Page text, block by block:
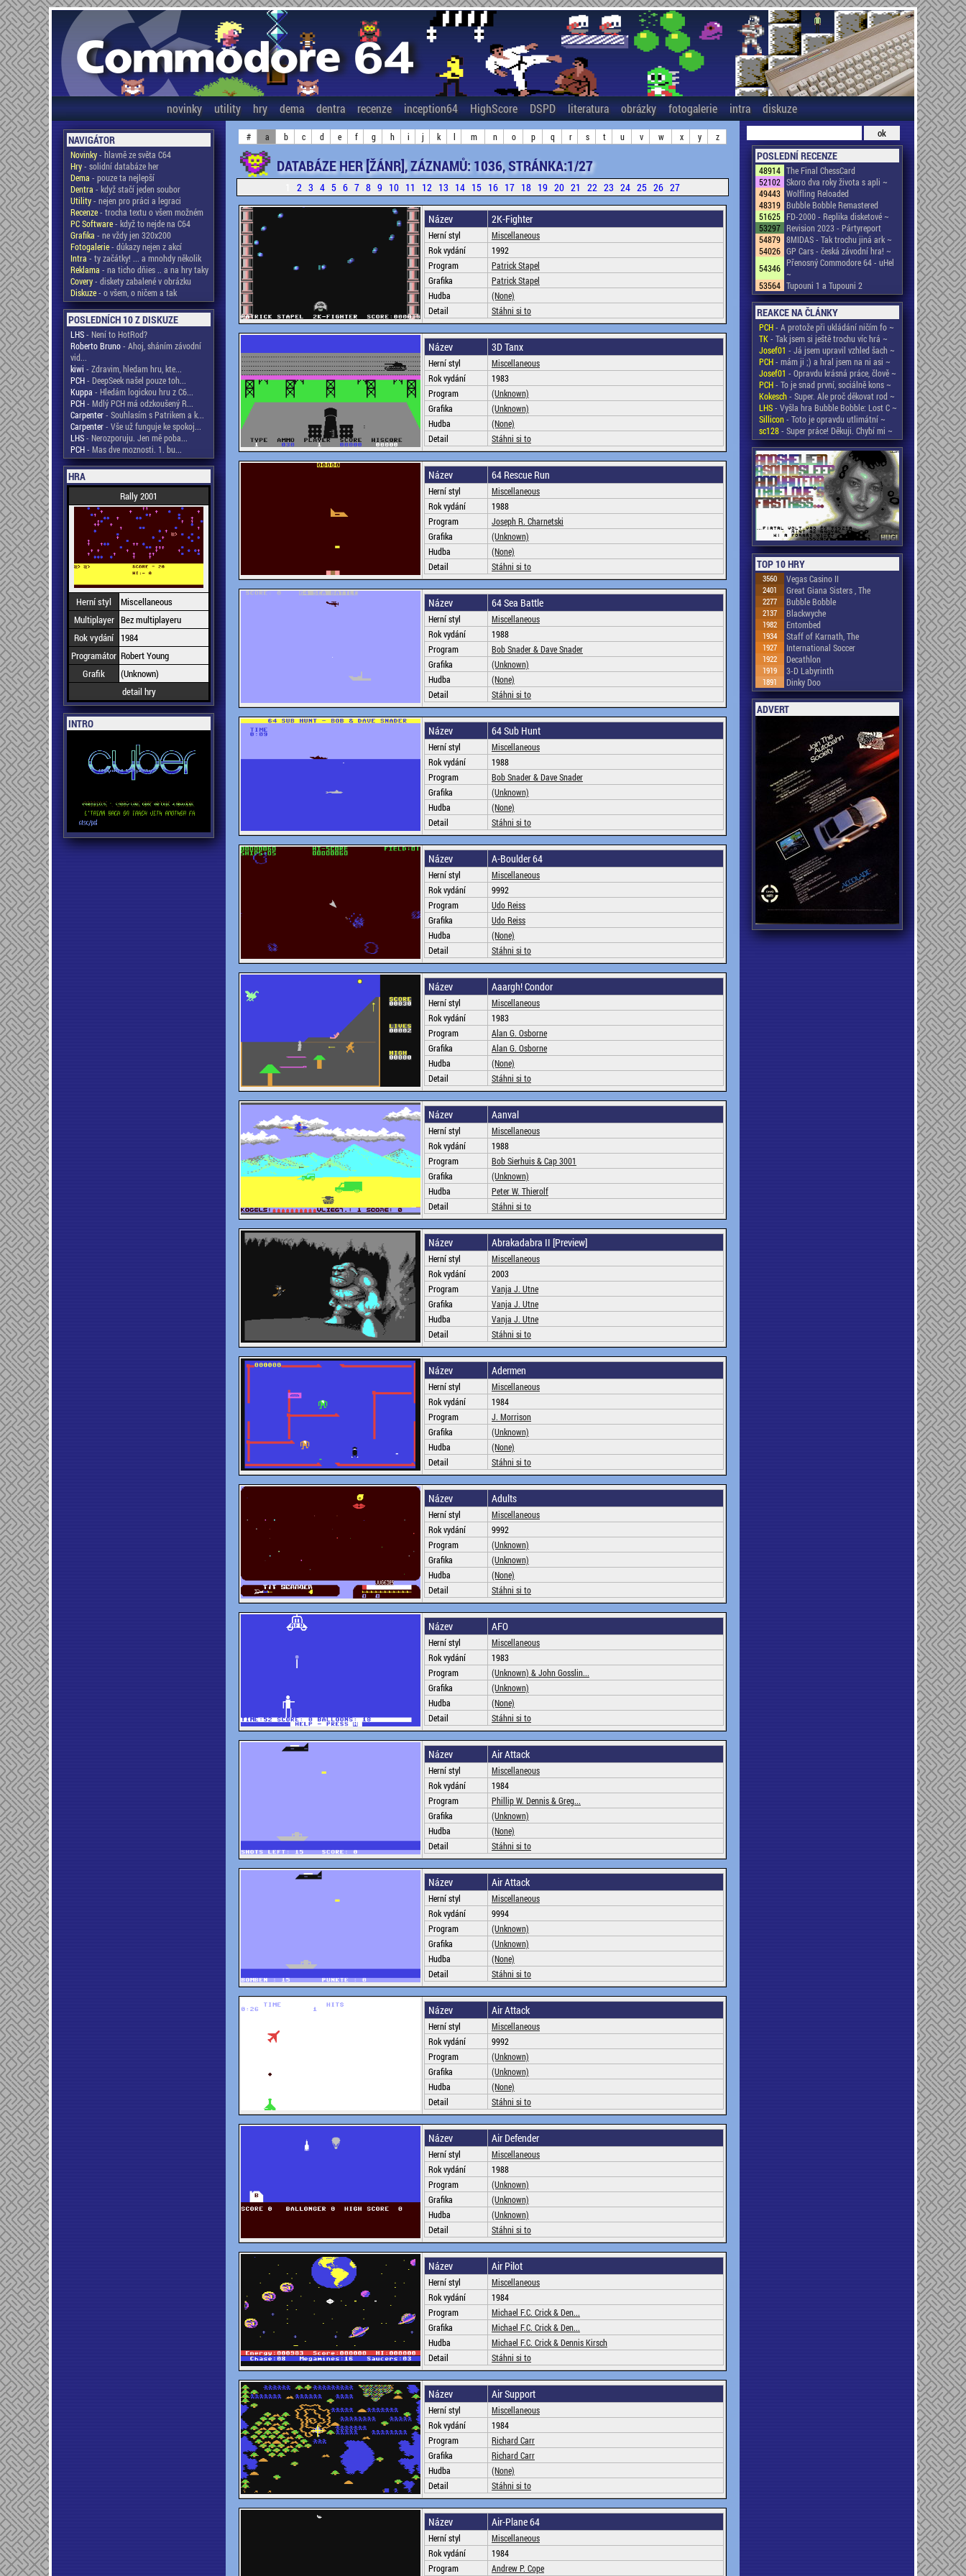
novinky utility hry dema dentra recenze inception64 HighScore DSPD literatura obrázky fotogalerie intra diskuze
NAVIGÁTOR
Novinky- hlavně ze světa C64
Hry- solidní databáze her
Dema - pouze ta nejlepší
Dentra - když stačí jeden soubor
Utility- nejen pro práci a legraci
Recenze- trocha textu o všem možném
PC Software- když to nejde na C64
Grafika - ne vždy jen 320x200
Fotogalerie- důkazy nejen z akcí
Intra - ty začátky! ... a mnohdy několik
Reklama - na ticho dňies .. a na hry taky
Covery- diskety zabalené v obrázku
Diskuze- o všem, o ničem a tak
POSLEDNÍCH 10 Z DISKUZE
LHS- Není to HotRod?
Roberto Bruno- Ahoj, sháním závodní
vid...
kiwi - Zdravim, hledam hru, kte...
PCH- DeepSeek našel pouze toh...
Kuppa - Hledám logickou hru z C6...
PCH- Mdlý PCH má odzkoušený R...
Carpenter- Souhlasím s Patrikem a k...
Carpenter- Vše už funguje ke spokoj...
LHS- Nerozporuju. Jen mě poba...
PCH- Mas dve moznosti. 1. bu...
HRA
Rally 2001
Herní styl
Miscellaneous
Multiplayer Bez multiplayeru
Rok vydání
1984
Programátor Robert Young
Grafik
(Unknown)
detail hry
INTRO
# a b c d e f g h i j k l m n o p q r s t u v w x y z
DATABÁZE HER [ŽÁNR], ZÁZNAMŮ: 1036, STRÁNKA:1/27
2 3 4 5 6 7 8 9 10 11 12 13 14 15 16 17 18 19 20 21 22 23 24 25 26 27
Název 2K-Fighter
Herní styl
Miscellaneous
Rok vydání
1992
Program
Patrick Stapel
Grafika
Patrick Stapel
Hudba
(None)
Detail
Stáhni si to
Název 3D Tanx
Herní styl
Miscellaneous
Rok vydání
1983
Program
(Unknown)
Grafika
(Unknown)
Hudba
(None)
Detail
Stáhni si to
Název 64 Rescue Run
Herní styl
Miscellaneous
Rok vydání
1988
Program
Joseph R. Charnetski
Grafika
(Unknown)
Hudba
(None)
Detail
Stáhni si to
Název 64 Sea Battle
Herní styl
Miscellaneous
Rok vydání
1988
Program
Bob Snader & Dave Snader
Grafika
(Unknown)
Hudba
(None)
Detail
Stáhni si to
Název 64 Sub Hunt
Herní styl
Miscellaneous
Rok vydání
1988
Program
Bob Snader & Dave Snader
Grafika
(Unknown)
Hudba
(None)
Detail
Stáhni si to
Název A-Boulder 64
Herní styl
Miscellaneous
Rok vydání
9992
Program
Udo Reiss
Grafika
Udo Reiss
Hudba
(None)
Detail
Stáhni si to
Název Aaargh! Condor
Herní styl
Miscellaneous
Rok vydání
1983
Program
Alan G. Osborne
Grafika
Alan G. Osborne
Hudba
(None)
Detail
Stáhni si to
Název Aanval
Herní styl
Miscellaneous
Rok vydání
1988
Program
Bob Sierhuis & Cap 3001
Grafika
(Unknown)
Hudba
Peter W. Thierolf
Detail
Stáhni si to
Název Abrakadabra II [Preview]
Herní styl
Miscellaneous
Rok vydání
2003
Program
Vanja J. Utne
Grafika
Vanja J. Utne
Hudba
Vanja J. Utne
Detail
Stáhni si to
Název Adermen
Herní styl
Miscellaneous
Rok vydání
1984
Program
J. Morrison
Grafika
(Unknown)
Hudba
(None)
Detail
Stáhni si to
Název Adults
Herní styl
Miscellaneous
Rok vydání
9992
Program
(Unknown)
Grafika
(Unknown)
Hudba
(None)
Detail
Stáhni si to
Název AFO
Herní styl
Miscellaneous
Rok vydání
1983
Program
(Unknown) & John Gosslin...
Grafika
(Unknown)
Hudba
(None)
Detail
Stáhni si to
Název Air Attack
Herní styl
Miscellaneous
Rok vydání
1984
Program
Phillip W. Dennis & Greg...
Grafika
(Unknown)
Hudba
(None)
Detail
Stáhni si to
Název Air Attack
Herní styl
Miscellaneous
Rok vydání
9994
Program
(Unknown)
Grafika
(Unknown)
Hudba
(None)
Detail
Stáhni si to
Název Air Attack
Herní styl
Miscellaneous
Rok vydání
9992
Program
(Unknown)
Grafika
(Unknown)
Hudba
(None)
Detail
Stáhni si to
Název Air Defender
Herní styl
Miscellaneous
Rok vydání
1988
Program
(Unknown)
Grafika
(Unknown)
Hudba
(Unknown)
Detail
Stáhni si to
Název Air Pilot
Herní styl
Miscellaneous
Rok vydání
1984
Program
Michael F.C. Crick & Den...
Grafika
Michael F.C. Crick & Den...
Hudba
Michael F.C. Crick & Dennis Kirsch
Detail
Stáhni si to
Název Air Support
Herní styl
Miscellaneous
Rok vydání
1984
Program
Richard Carr
Grafika
Richard Carr
Hudba
(None)
Detail
Stáhni si to
Název Air-Plane 64
Herní styl
Miscellaneous
Rok vydání
1984
Program
Andrew P. Cope
POSLEDNÍ RECENZE
48914 The Final ChessCard
52102 Skoro dva roky života s apli ~
49443 Wolfling Reloaded
48319 Bubble Bobble Remastered
51625 FD-2000 - Replika disketové ~
53297 Revision 2023 - Pártyreport
54879 8MIDAS - Tak trochu jiná ark ~
54026 GP Cars - česká závodní hra! ~
54346 Přenosný Commodore 64 - uHel
~
53564 Tupouni 1 a Tupouni 2
REAKCE NA ČLÁNKY
PCH- A protože při ukládání ničím fo ~
TK- Tak jsem si ještě trochu víc hrá ~
Josef01 - Já jsem upravil vzhled šach ~
PCH- mám ji ;) a hral jsem na ni asi ~
Josef01 - Opravdu krásná práce, člově ~
PCH- To je snad první, sociálně kons ~
Kokesch- Super. Ale proč děkovat rod ~
LHS- Vyšla hra Bubble Bobble: Lost C ~
Sillicon- Toto je opravdu utlimátní ~
sc128- Super práce! Děkuji. Chybí mi ~
TOP 10 HRY
3560 Vegas Casino II
2401 Great Giana Sisters , The
2277 Bubble Bobble
2137 Blackwyche
1982 Entombed
1934 Staff of Karnath, The
1927 International Soccer
1922 Decathlon
1919 3-D Labyrinth
1891 Dinky Doo
ADVERT